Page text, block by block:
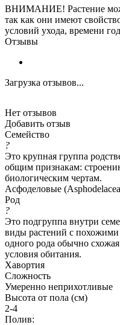
ВНИМАНИЕ! Растение
так как они имеют
условий ухода, времени
Отзывы
Загрузка отзывов...
Нет отзывов
Добавить отзыв
Семейство
?
Это крупная группа
общим признакам:
биологическим чертам.
Асфоделовые
Род
?
Это подгруппа внутри
виды растений с
одного рода обычно
условия обитания.
Хавортия
Сложность
Умеренно неприхотливые
Высота от пола (см)
2-4
Полив: